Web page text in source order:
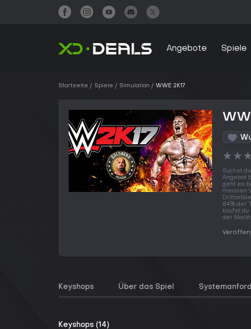
Angebote Spiele
Startseite Spiele Simulation WWE 2K17
★★
Suchst
Angebot
geht es
meisten
84% der
kaufst
der
Keyshops Über das Spiel
Keyshops (14)